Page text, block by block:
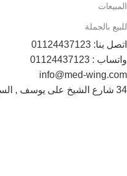
المبيعات
للبيع بالجملة
اتصل بنا: 01124437123
واتساب : 01124437123
info@med-wing.com
34 شارع الشيخ على يوسف , السيدة زينب , القاهرة